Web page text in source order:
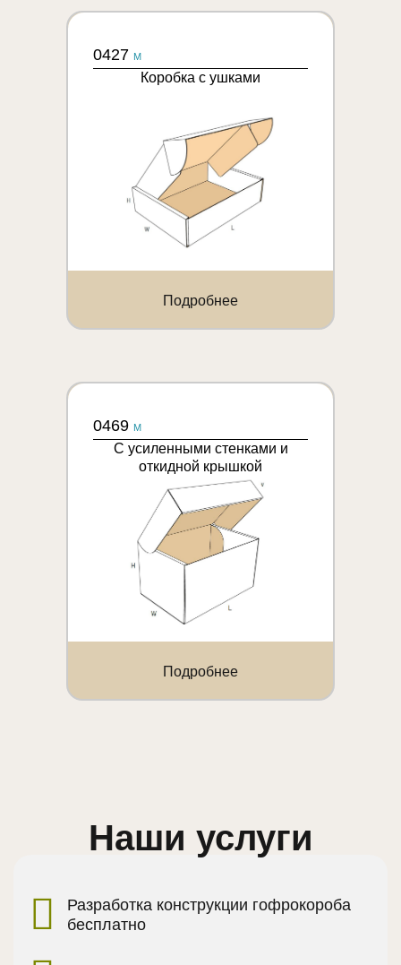
0427 M
Коробка с ушками
Подробнее
0469 M
С усиленными стенками и
откидной крышкой
Подробнее
Наши услуги
Разработка конструкции гофрокороба
бесплатно